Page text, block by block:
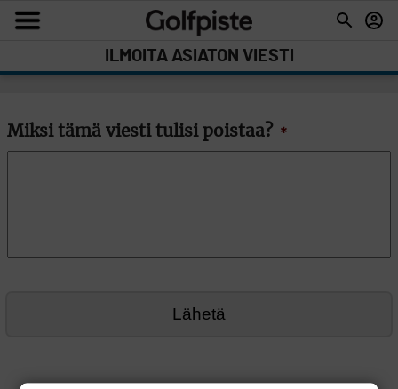
ILMOITA ASIATON VIESTI
Miksi tämä viesti tulisi poistaa? *